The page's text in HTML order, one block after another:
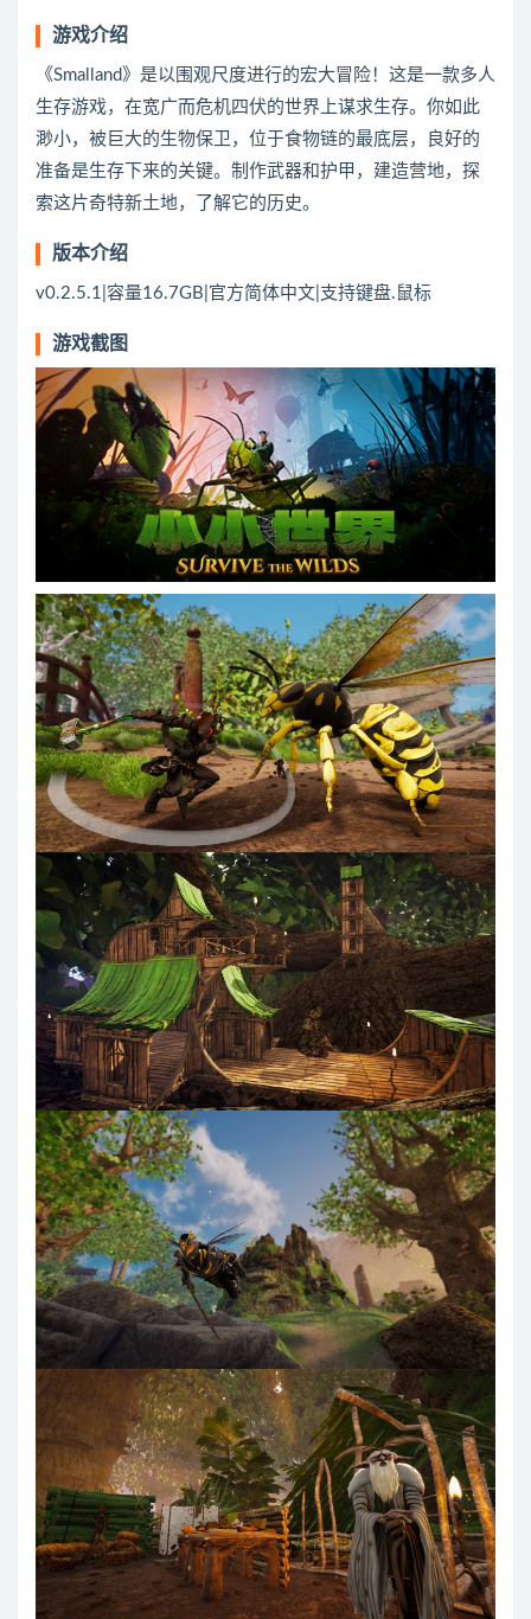
游戏介绍
《Smalland》是以围观尺度进行的宏大冒险！这是一款多人
生存游戏，在宽广而危机四伏的世界上谋求生存。你如此
渺小，被巨大的生物保卫，位于食物链的最底层，良好的
准备是生存下来的关键。制作武器和护甲，建造营地，探
索这片奇特新土地，了解它的历史。
版本介绍
v0.2.5.1|容量16.7GB|官方简体中文|支持键盘.鼠标
游戏截图